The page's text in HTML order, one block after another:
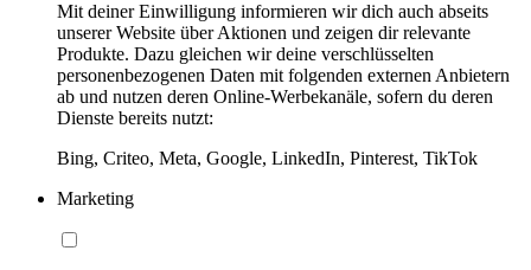
Mit deiner Einwilligung informieren wir dich auch abseits
unserer Website über Aktionen und zeigen dir relevante
Produkte. Dazu gleichen wir deine verschlüsselten
personenbezogenen Daten mit folgenden externen Anbietern
ab und nutzen deren Online-Werbekanäle, sofern du deren
Dienste bereits nutzt:
Bing, Criteo, Meta, Google, LinkedIn, Pinterest, TikTok
Marketing